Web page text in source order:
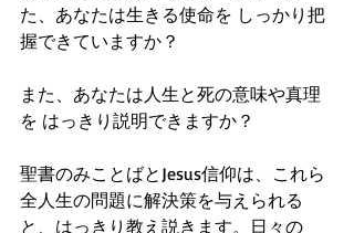
た、あなたは生きる使命を しっかり把
握できていますか？
また、あなたは人生と死の意味や真理
を はっきり説明できますか？
聖書のみことばとJesus信仰は、これら
全人生の問題に解決策を与えられる
と、はっきり教え説きます。日々の